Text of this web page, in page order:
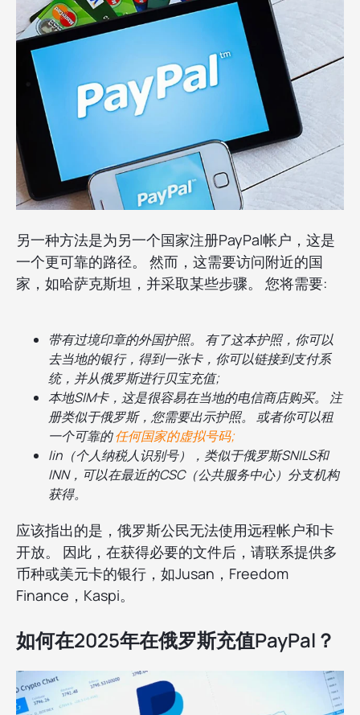
另一种方法是为另一个国家注册PayPal帐户，这是
一个更可靠的路径。 然而，这需要访问附近的国
家，如哈萨克斯坦，并采取某些步骤。 您将需要:
带有过境印章的外国护照。 有了这本护照，你可以
去当地的银行，得到一张卡，你可以链接到支付系
统，并从俄罗斯进行贝宝充值;
本地SIM卡，这是很容易在当地的电信商店购买。 注
册类似于俄罗斯，您需要出示护照。 或者你可以租
一个可靠的任何国家的虚拟号码;
Iin（个人纳税人识别号），类似于俄罗斯SNILS和
INN，可以在最近的CSC（公共服务中心）分支机构
获得。
应该指出的是，俄罗斯公民无法使用远程帐户和卡
开放。 因此，在获得必要的文件后，请联系提供多
币种或美元卡的银行，如Jusan，Freedom
Finance，Kaspi。
如何在2025年在俄罗斯充值PayPal？